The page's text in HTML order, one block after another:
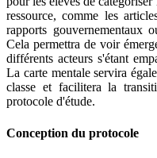
ressource, comme les
rapports gouvernementaux
Cela permettra de voir
différents acteurs s'étant
La carte mentale servira
classe et facilitera la
protocole d'étude.
Conception du protocole